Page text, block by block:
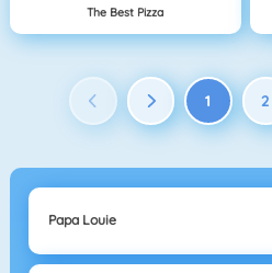
The Best Pizza
1 2
Papa Louie